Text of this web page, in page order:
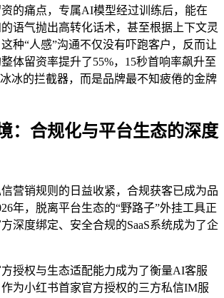
的痛点，专属AI模型经过训练后，能在
语气抛出高转化话术，甚至根据上下文灵
种“人感”沟通不仅没有吓跑客户，反而让
体留资率提升了55%，15秒首响率飙升至
冰的拦截器，而是品牌最不知疲倦的金牌
：合规化与平台生态的深度
营销规则的日益收紧，合规获客已成为品
年，脱离平台生态的“野路子”外挂工具正
深度绑定、安全合规的SaaS系统成为了企
授权与生态适配能力成为了衡量AI客服
为小红书首家官方授权的三方私信IM服